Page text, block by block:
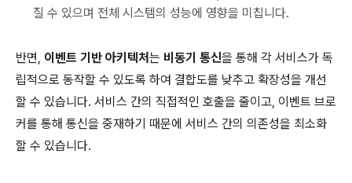
질 수 있으며 전체 시스템의 성능에 영향을 미칩니다.
반면, 이벤트 기반 아키텍처는 비동기 통신을 통해 각 서비스가 독
립적으로 동작할 수 있도록 하여 결합도를 낮추고 확장성을 개선
할 수 있습니다. 서비스 간의 직접적인 호출을 줄이고, 이벤트 브로
커를 통해 통신을 중재하기 때문에 서비스 간의 의존성을 최소화
할 수 있습니다.